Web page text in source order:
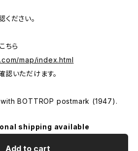
ださい。
ちら
map/index.html
いただけます。
BOTTROP postmark (1947).
shipping available
Add to cart